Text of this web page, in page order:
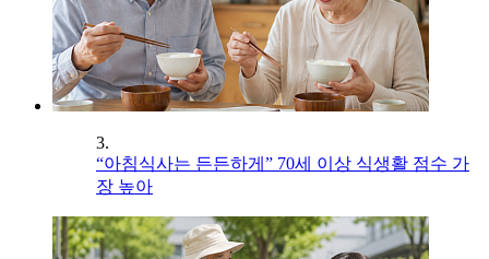
3.
“아침식사는 든든하게” 70세 이상 식생활 점수 가
장 높아